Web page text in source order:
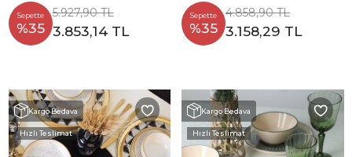
Sepette
%35
5.927,90 TL
3.853,14 TL
Sepette
%35
4.858,90 TL
3.158,29 TL
Kargo Bedava
Hızlı Teslimat
Kargo Bedava
Hızlı Teslimat